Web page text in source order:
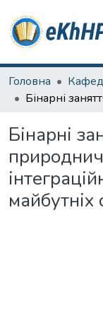
Головна
Бінарні
майбутніх